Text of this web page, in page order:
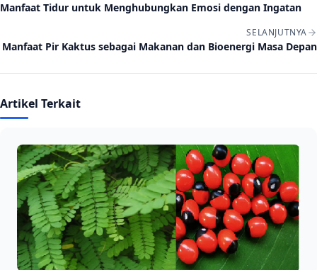
Manfaat Tidur untuk Menghubungkan Emosi dengan Ingatan
SELANJUTNYA
Manfaat Pir Kaktus sebagai Makanan dan Bioenergi Masa Depan
Artikel Terkait